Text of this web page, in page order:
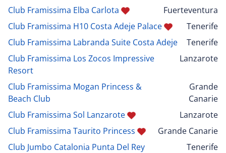
Club Framissima Elba Carlota
Fuerteventura
Club Framissima H10 Costa Adeje Palace
Tenerife
Club Framissima Labranda Suite Costa Adeje
Tenerife
Club Framissima Los Zocos Impressive
Resort
Lanzarote
Club Framissima Mogan Princess &
Beach Club
Grande
Canarie
Club Framissima Sol Lanzarote
Lanzarote
Club Framissima Taurito Princess
Grande Canarie
Club Jumbo Catalonia Punta Del Rey
Tenerife